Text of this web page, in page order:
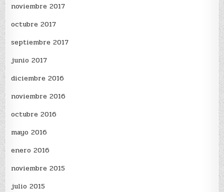
noviembre 2017
octubre 2017
septiembre 2017
junio 2017
diciembre 2016
noviembre 2016
octubre 2016
mayo 2016
enero 2016
noviembre 2015
julio 2015